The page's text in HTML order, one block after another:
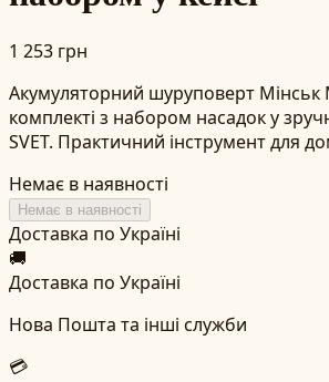
1 253 грн
Акумуляторний шуруповерт
комплекті з набором насадок у
SVET. Практичний інструмент для
Немає в наявності
Немає в наявності
Доставка по Україні
🚚
Доставка по Україні
Нова Пошта та інші служби
💳